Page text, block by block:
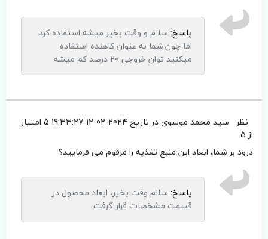
پاسخ: سلام و وقت بخیر میشه استفاده کرد
اما چون شما به عنوان کاهنده استفاده
میکنید توان خروجی 20 درصد کم میشه
نظر سید محمد موسویدر تاریح 2024-02-12 19:33:27
5 امتیاز
از 5
درود بر شما، ابعاد این منبع تغذیه را مرقوم می فرمایید؟
پاسخ: سلام وقت بخیر، ابعاد محصول در
قسمت مشخصات قرار گرفت.